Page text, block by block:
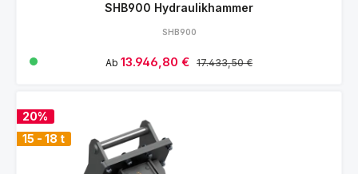
SHB900 Hydraulikhammer
SHB900
Verkaufspreis:
Ab 13.946,80 € Regulärer Preis:
17.433,50 €
20%
15 - 18 t